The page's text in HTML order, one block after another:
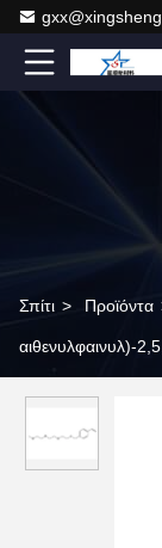
Σπίτι > Προϊόντα
αιθενυλφαινυλ)-